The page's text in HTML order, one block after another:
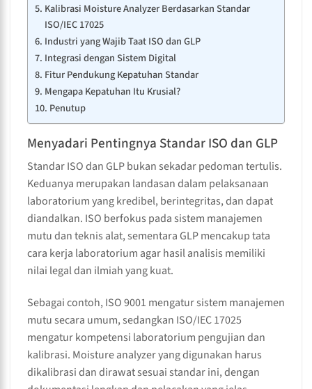
Kalibrasi Moisture Analyzer Berdasarkan Standar
ISO/IEC 17025
Industri yang Wajib Taat ISO dan GLP
Integrasi dengan Sistem Digital
Fitur Pendukung Kepatuhan Standar
Mengapa Kepatuhan Itu Krusial?
Penutup
Menyadari Pentingnya Standar ISO dan GLP
Standar ISO dan GLP bukan sekadar pedoman tertulis.
Keduanya merupakan landasan dalam pelaksanaan
laboratorium yang kredibel, berintegritas, dan dapat
diandalkan. ISO berfokus pada sistem manajemen
mutu dan teknis alat, sementara GLP mencakup tata
cara kerja laboratorium agar hasil analisis memiliki
nilai legal dan ilmiah yang kuat.
Sebagai contoh, ISO 9001 mengatur sistem manajemen
mutu secara umum, sedangkan ISO/IEC 17025
mengatur kompetensi laboratorium pengujian dan
kalibrasi. Moisture analyzer yang digunakan harus
dikalibrasi dan dirawat sesuai standar ini, dengan